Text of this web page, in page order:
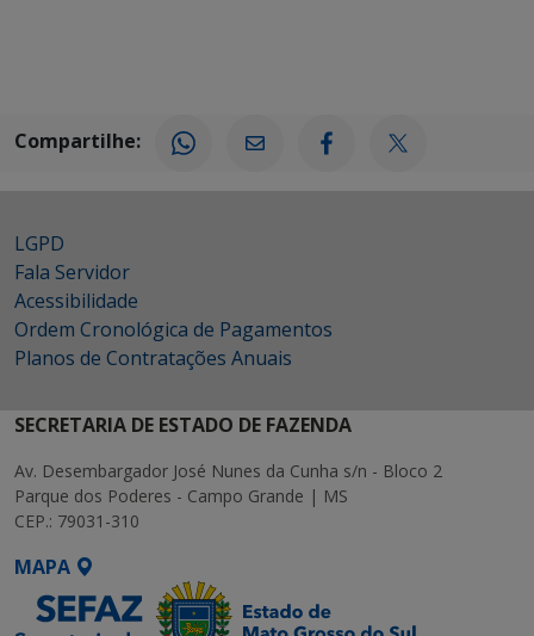
Compartilhe:
LGPD
Fala Servidor
Acessibilidade
Ordem Cronológica de Pagamentos
Planos de Contratações Anuais
SECRETARIA DE ESTADO DE FAZENDA
Av. Desembargador José Nunes da Cunha s/n - Bloco 2
Parque dos Poderes - Campo Grande | MS
CEP.: 79031-310
MAPA